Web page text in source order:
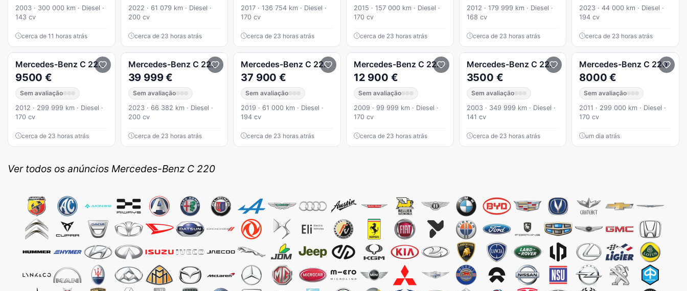
2003 · 300 000 km · Diesel ·
143 cv
cerca de 11 horas atrás
2022 · 61 079 km · Diesel ·
200 cv
cerca de 23 horas atrás
2017 · 136 754 km · Diesel ·
170 cv
cerca de 23 horas atrás
2015 · 157 000 km · Diesel ·
170 cv
cerca de 23 horas atrás
2012 · 179 999 km · Diesel ·
168 cv
cerca de 23 horas atrás
2023 · 44 000 km · Diesel ·
194 cv
cerca de 23 horas atrás
Mercedes-Benz C 220 CDi Avantgarde Automática
9500 €
Sem avaliação
2012 · 299 999 km · Diesel ·
170 cv
cerca de 23 horas atrás
Mercedes-Benz C 220 d Avantgarde
39 999 €
Sem avaliação
2023 · 66 382 km · Diesel ·
200 cv
cerca de 23 horas atrás
Mercedes-Benz C 220 d Cabrio AMG Line Aut.
37 900 €
Sem avaliação
2019 · 61 000 km · Diesel ·
194 cv
cerca de 23 horas atrás
Mercedes-Benz C 220 CDI avantgarde 170cv
12 900 €
Sem avaliação
2009 · 99 999 km · Diesel ·
170 cv
cerca de 23 horas atrás
Mercedes-Benz C 220 220 Cdi (203 006)
3500 €
Sem avaliação
2003 · 349 999 km · Diesel ·
141 cv
cerca de 23 horas atrás
Mercedes-Benz C 220
8000 €
Sem avaliação
2011 · 299 000 km · Diesel ·
170 cv
um dia atrás
Ver todos os anúncios Mercedes-Benz C 220